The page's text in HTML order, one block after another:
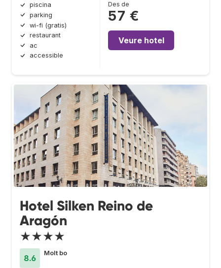
piscina
parking
wi-fi (gratis)
restaurant
ac
accessible
Des de
57 €
Veure hotel
Hotel Silken Reino de
Aragón
★★★★
8.6
Molt bo